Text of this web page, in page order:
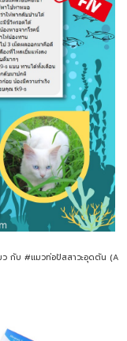
ว กับ #แมวท่อปัสสาวะอุดตัน (A